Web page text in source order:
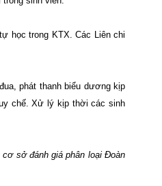
học trong KTX. Các Liên chi
phát thanh biểu dương kịp
chế. Xử lý kịp thời các sinh
cơ sở đánh giá phân loại Đoàn